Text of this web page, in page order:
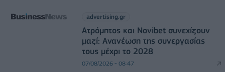
advertising.gr
Ατρόμητος και Novibet συνεχίζουν
μαζί: Ανανέωση της συνεργασίας
τους μέχρι το 2028
07/08/2026 - 08:47